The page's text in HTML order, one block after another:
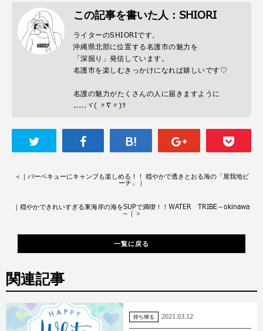
この記事を書いた人：SHIORI
ライターのSHIORIです。
沖縄県北部に位置する名護市の魅力を
「深掘り」発信しています。
名護市を楽しむきっかけになれば嬉しいです♡
名護の魅力がたくさんの人に届きますように
.....ヾ( 〃∇〃)ﾂ
＜ ｜バーベキューにキャンプも楽しめる！！ 穏やかで透きとおる海の「屋我地ビ
ーチ」｜
｜穏やかできれいすぎる東海岸の海をSUPで満喫！！WATER TRIBE～okinawa
～｜ ＞
一覧に戻る
関連記事
持ち帰る 2021.03.12